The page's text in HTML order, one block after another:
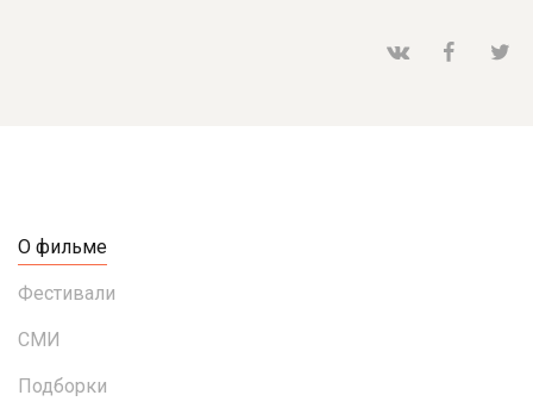
О фильме
Фестивали
СМИ
Подборки